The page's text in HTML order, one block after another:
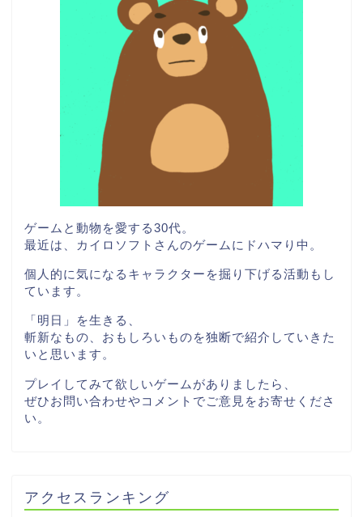
ゲームと動物を愛する30代。
最近は、カイロソフトさんのゲームにドハマり中。
個人的に気になるキャラクターを掘り下げる活動もし
ています。
「明日」を生きる、
斬新なもの、おもしろいものを独断で紹介していきた
いと思います。
プレイしてみて欲しいゲームがありましたら、
ぜひお問い合わせやコメントでご意見をお寄せくださ
い。
アクセスランキング